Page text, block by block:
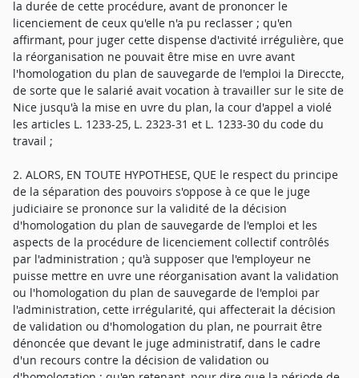
la durée de cette procédure, avant de prononcer le
licenciement de ceux qu'elle n'a pu reclasser ; qu'en
affirmant, pour juger cette dispense d'activité irrégulière, que
la réorganisation ne pouvait être mise en uvre avant
l'homologation du plan de sauvegarde de l'emploi la Direccte,
de sorte que le salarié avait vocation à travailler sur le site de
Nice jusqu'à la mise en uvre du plan, la cour d'appel a violé
les articles L. 1233-25, L. 2323-31 et L. 1233-30 du code du
travail ;
2. ALORS, EN TOUTE HYPOTHESE, QUE le respect du principe
de la séparation des pouvoirs s'oppose à ce que le juge
judiciaire se prononce sur la validité de la décision
d'homologation du plan de sauvegarde de l'emploi et les
aspects de la procédure de licenciement collectif contrôlés
par l'administration ; qu'à supposer que l'employeur ne
puisse mettre en uvre une réorganisation avant la validation
ou l'homologation du plan de sauvegarde de l'emploi par
l'administration, cette irrégularité, qui affecterait la décision
de validation ou d'homologation du plan, ne pourrait être
dénoncée que devant le juge administratif, dans le cadre
d'un recours contre la décision de validation ou